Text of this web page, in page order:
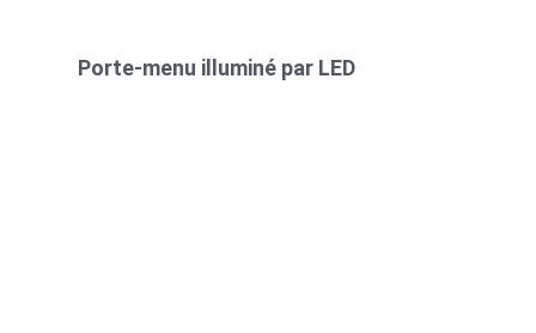
Porte-menu illuminé par LED